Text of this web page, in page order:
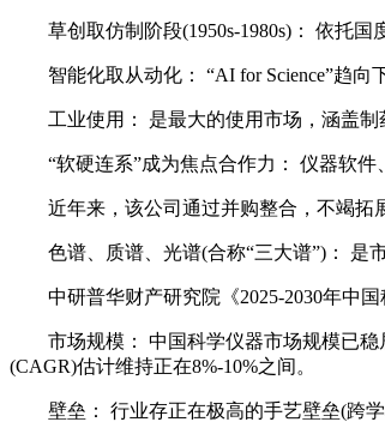
草创取仿制阶段(1950s-1980s)： 依托国
智能化取从动化： “AI for Science”趋向
工业使用： 是最大的使用市场，涵盖制
“软硬连系”成为焦点合作力： 仪器软件
近年来，该公司通过并购整合，不竭拓展
色谱、质谱、光谱(合称“三大谱”)： 是市
中研普华财产研究院《2025-2030年中国
市场规模： 中国科学仪器市场规模已稳
(CAGR)估计维持正在8%-10%之间。
壁垒： 行业存正在极高的手艺壁垒(跨学